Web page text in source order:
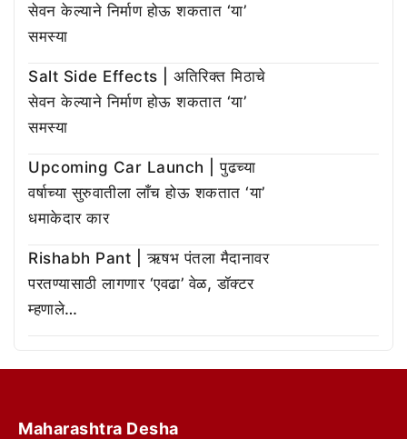
सेवन केल्याने निर्माण होऊ शकतात ‘या’
समस्या
Salt Side Effects | अतिरिक्त मिठाचे
सेवन केल्याने निर्माण होऊ शकतात ‘या’
समस्या
Upcoming Car Launch | पुढच्या
वर्षाच्या सुरुवातीला लाँच होऊ शकतात ‘या’
धमाकेदार कार
Rishabh Pant | ऋषभ पंतला मैदानावर
परतण्यासाठी लागणार ‘एवढा’ वेळ, डॉक्टर
म्हणाले…
Maharashtra Desha